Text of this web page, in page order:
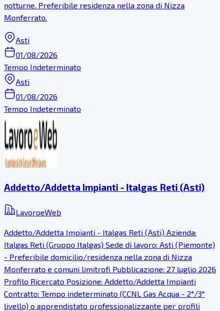
notturne. Preferibile residenza nella zona di Nizza
Monferrato.
Asti
01/08/2026
Tempo Indeterminato
Asti
01/08/2026
Tempo Indeterminato
Addetto/Addetta Impianti - Italgas Reti (Asti)
LavoroeWeb
Addetto/Addetta Impianti - Italgas Reti (Asti) Azienda:
Italgas Reti (Gruppo Italgas) Sede di lavoro: Asti (Piemonte)
- Preferibile domicilio/residenza nella zona di Nizza
Monferrato e comuni limitrofi Pubblicazione: 27 luglio 2026
Profilo Ricercato Posizione: Addetto/Addetta Impianti
Contratto: Tempo indeterminato (CCNL Gas Acqua - 2°/3°
livello) o apprendistato professionalizzante per profili